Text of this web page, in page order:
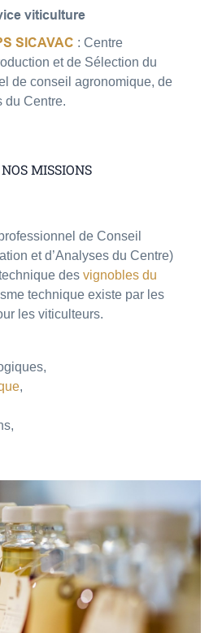
viticulture
SICAVAC : Centre
et de Sélection du
de conseil agronomique, de
du Centre.
MISSIONS
de Conseil
et d’Analyses du Centre)
des vignobles du
technique existe par les
les viticulteurs.
,